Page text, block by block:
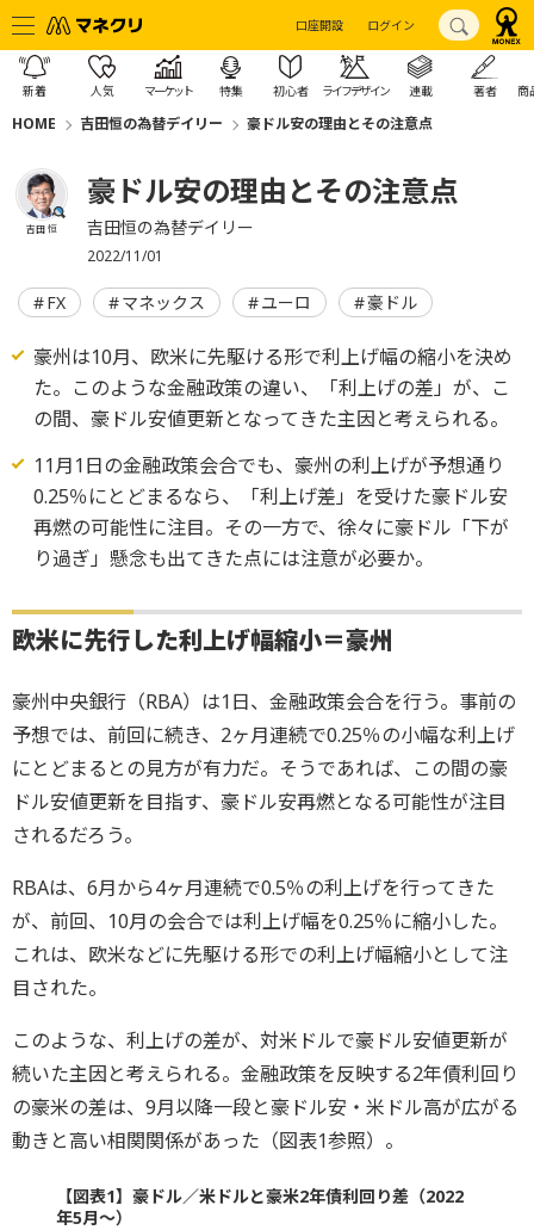
口座開設 ログイン
新着 人気 マーケット 特集 初心者 ライフデザイン 連載 著者 商
HOME 吉田恒の為替デイリー 豪ドル安の理由とその注意点
吉田 恒
豪ドル安の理由とその注意点
吉田恒の為替デイリー
2022/11/01
FX マネックス ユーロ 豪ドル
豪州は10月、欧米に先駆ける形で利上げ幅の縮小を決め
た。このような金融政策の違い、「利上げの差」が、こ
の間、豪ドル安値更新となってきた主因と考えられる。
11月1日の金融政策会合でも、豪州の利上げが予想通り
0.25％にとどまるなら、「利上げ差」を受けた豪ドル安
再燃の可能性に注目。その一方で、徐々に豪ドル「下が
り過ぎ」懸念も出てきた点には注意が必要か。
欧米に先行した利上げ幅縮小＝豪州
豪州中央銀行（RBA）は1日、金融政策会合を行う。事前の
予想では、前回に続き、2ヶ月連続で0.25％の小幅な利上げ
にとどまるとの見方が有力だ。そうであれば、この間の豪
ドル安値更新を目指す、豪ドル安再燃となる可能性が注目
されるだろう。
RBAは、6月から4ヶ月連続で0.5％の利上げを行ってきた
が、前回、10月の会合では利上げ幅を0.25％に縮小した。
これは、欧米などに先駆ける形での利上げ幅縮小として注
目された。
このような、利上げの差が、対米ドルで豪ドル安値更新が
続いた主因と考えられる。金融政策を反映する2年債利回り
の豪米の差は、9月以降一段と豪ドル安・米ドル高が広がる
動きと高い相関関係があった（図表1参照）。
【図表1】豪ドル／米ドルと豪米2年債利回り差（2022
年5月～）